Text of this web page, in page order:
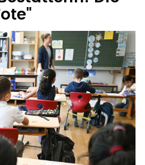
Die